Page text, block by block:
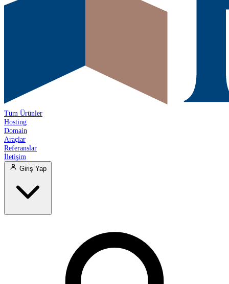
Tüm Ürünler
Hosting
Domain
Araçlar
Referanslar
İletişim
Giriş Yap